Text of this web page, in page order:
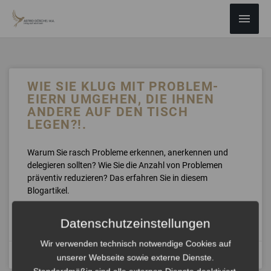
INHALT
WIE SIE KLUG MIT PROBLEM-
EIERN UMGEHEN, DIE IHNEN
ANDERE AUF DEN TISCH
LEGEN?!.
Warum Sie rasch Probleme erkennen, anerkennen und
delegieren sollten? Wie Sie die Anzahl von Problemen
präventiv reduzieren? Das erfahren Sie in diesem
Blogartikel.
ANHÖREN »
März 10, 2024
Datenschutzeinstellungen
Wir verwenden technisch notwendige Cookies auf
unserer Webseite sowie externe Dienste.